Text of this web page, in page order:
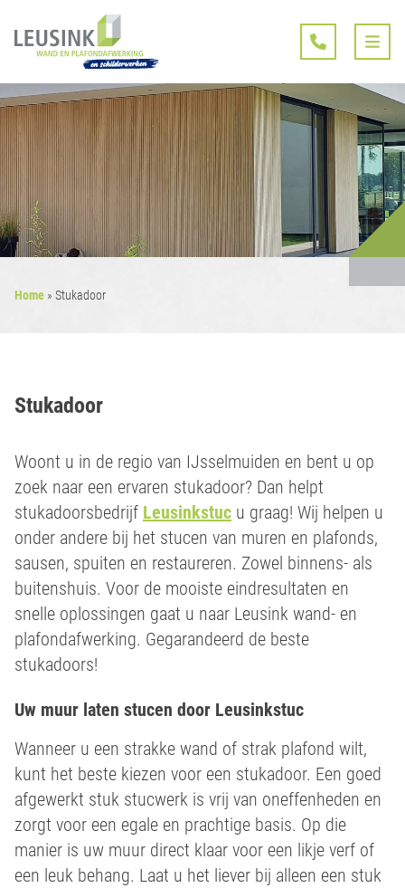
Home » Stukadoor
Stukadoor
Woont u in de regio van IJsselmuiden en bent u op
zoek naar een ervaren stukadoor? Dan helpt
stukadoorsbedrijf Leusinkstuc u graag! Wij helpen u
onder andere bij het stucen van muren en plafonds,
sausen, spuiten en restaureren. Zowel binnens- als
buitenshuis. Voor de mooiste eindresultaten en
snelle oplossingen gaat u naar Leusink wand- en
plafondafwerking. Gegarandeerd de beste
stukadoors!
Uw muur laten stucen door Leusinkstuc
Wanneer u een strakke wand of strak plafond wilt,
kunt het beste kiezen voor een stukadoor. Een goed
afgewerkt stuk stucwerk is vrij van oneffenheden en
zorgt voor een egale en prachtige basis. Op die
manier is uw muur direct klaar voor een likje verf of
een leuk behang. Laat u het liever bij alleen een stuk